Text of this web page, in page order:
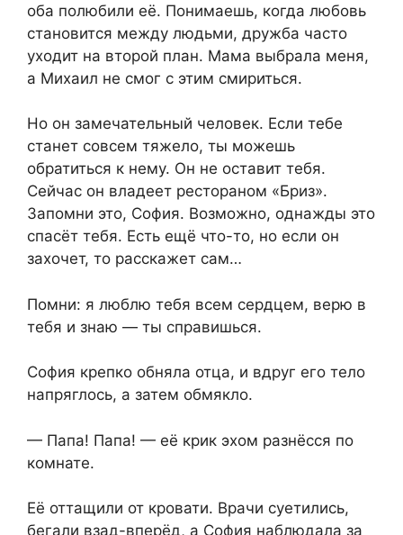
оба полюбили её. Понимаешь, когда любовь
становится между людьми, дружба часто
уходит на второй план. Мама выбрала меня,
а Михаил не смог с этим смириться.
Но он замечательный человек. Если тебе
станет совсем тяжело, ты можешь
обратиться к нему. Он не оставит тебя.
Сейчас он владеет рестораном «Бриз».
Запомни это, София. Возможно, однажды это
спасёт тебя. Есть ещё что-то, но если он
захочет, то расскажет сам…
Помни: я люблю тебя всем сердцем, верю в
тебя и знаю — ты справишься.
София крепко обняла отца, и вдруг его тело
напряглось, а затем обмякло.
— Папа! Папа! — её крик эхом разнёсся по
комнате.
Её оттащили от кровати. Врачи суетились,
бегали взад-вперёд, а София наблюдала за